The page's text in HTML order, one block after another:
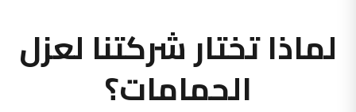
لماذا تختار شركتنا لعزل
الحمامات؟